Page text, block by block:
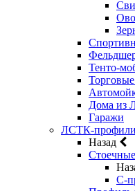
Тенто-
Дома из
Гаражи
ЛСТК-профили
Назад
C-